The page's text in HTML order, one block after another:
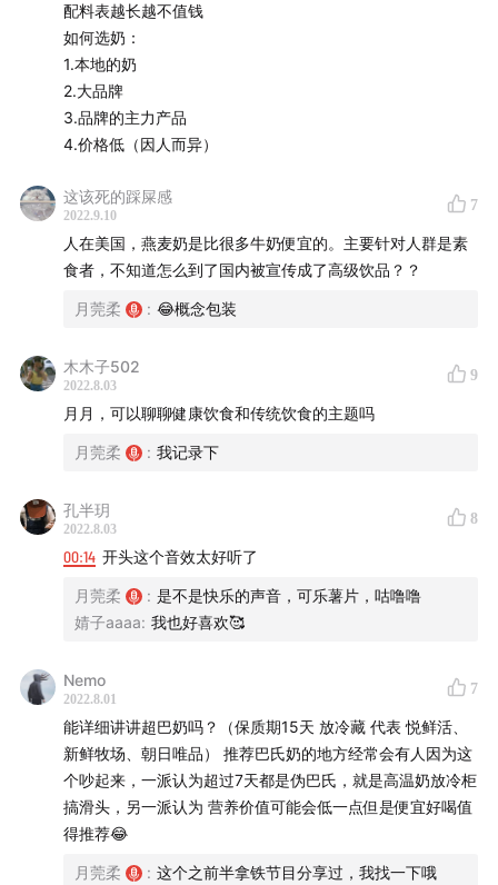
听友群 ：
📻 收听平台：小宇宙/Apple podcasts/喜马拉雅/网易云
配料表越长越不值钱
如何选奶：
1.本地的奶
2.大品牌
3.品牌的主力产品
4.价格低（因人而异）
这该死的踩屎感
2022.9.10
7
人在美国，燕麦奶是比很多牛奶便宜的。主要针对人群是素
食者，不知道怎么到了国内被宣传成了高级饮品？？
月莞柔 : 😂概念包装
木木子502
2022.8.03
9
月月，可以聊聊健康饮食和传统饮食的主题吗
月莞柔 : 我记录下
孔半玥
2022.8.03
8
00:14 开头这个音效太好听了
月莞柔 : 是不是快乐的声音，可乐薯片，咕噜噜
婧子aaaa: 我也好喜欢🥰
Nemo
2022.8.01
7
能详细讲讲超巴奶吗？（保质期15天 放冷藏 代表 悦鲜活、
新鲜牧场、朝日唯品） 推荐巴氏奶的地方经常会有人因为这
个吵起来，一派认为超过7天都是伪巴氏，就是高温奶放冷柜
搞滑头，另一派认为 营养价值可能会低一点但是便宜好喝值
得推荐😂
月莞柔 : 这个之前半拿铁节目分享过，我找一下哦